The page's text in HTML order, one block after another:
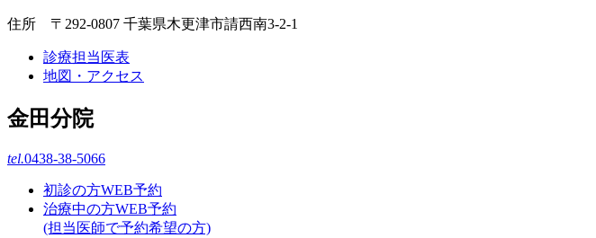
住所 〒292-0807 千葉県木更津市請西南3-2-1
診療担当医表
地図・アクセス
金田分院
tel.0438-38-5066
初診の方WEB予約
治療中の方WEB予約
(担当医師で予約希望の方)